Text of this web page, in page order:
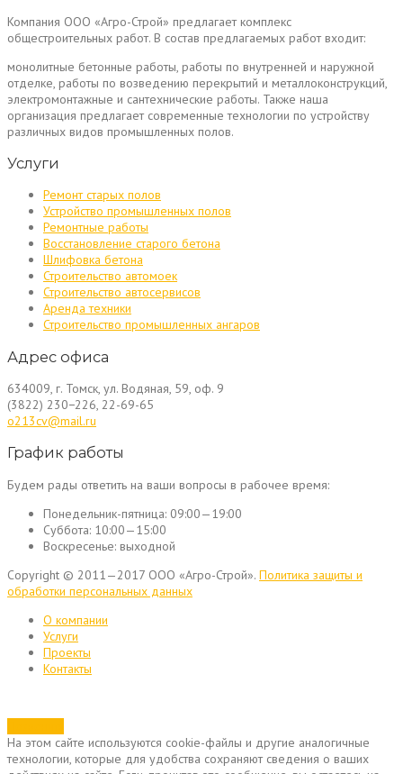
Компания ООО «Агро-Строй» предлагает комплекс
общестроительных работ. В состав предлагаемых работ входит:
монолитные бетонные работы, работы по внутренней и наружной
отделке, работы по возведению перекрытий и металлоконструкций,
электромонтажные и сантехнические работы. Также наша
организация предлагает современные технологии по устройству
различных видов промышленных полов.
Услуги
Ремонт старых полов
Устройство промышленных полов
Ремонтные работы
Восстановление старого бетона
Шлифовка бетона
Строительство автомоек
Строительство автосервисов
Аренда техники
Строительство промышленных ангаров
Адрес офиса
634009, г. Томск, ул. Водяная, 59, оф. 9
(3822) 230−226, 22-69-65
o213cv@mail.ru
График работы
Будем рады ответить на ваши вопросы в рабочее время:
Понедельник-пятница: 09:00—19:00
Суббота: 10:00—15:00
Воскресенье: выходной
Copyright © 2011—2017 ООО «Агро-Строй». Политика защиты и
обработки персональных данных
О компании
Услуги
Проекты
Контакты
На этом сайте используются cookie-файлы и другие аналогичные
технологии, которые для удобства сохраняют сведения о ваших